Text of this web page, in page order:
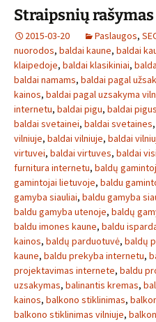
Straipsnių
2015-03-20 Paslaugos,
nuorodos, baldai kaune, baldai
klaipedoje, baldai klasikiniai,
baldai namams, baldai pagal
kainos, baldai pagal uzsakyma
internetu, baldai pigu, baldai pigus
baldai svetainei, baldai svetaines,
vilniuje, baldai vilniuje, baldai
virtuvei, baldai virtuves, baldai
furnitura internetu, baldų
gamintojai lietuvoje, baldu
gamyba siauliai, baldu gamyba
baldu gamyba utenoje, baldų
baldu imones kaune, baldu
kainos, baldų parduotuvė, baldų
kaune, baldu prekyba internetu,
projektavimas internete, baldu
uzsakymas, balinantis kremas,
kainos, balkono stiklinimas,
balkono stiklinimas vilniuje,